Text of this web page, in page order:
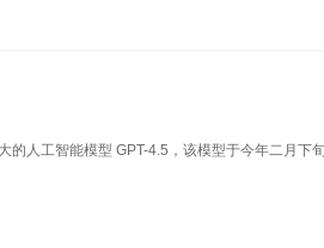
的人工智能模型 GPT-4.5，该模型于今年二月下